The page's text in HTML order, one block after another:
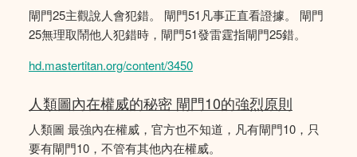
閘門25主觀說人會犯錯。 閘門51凡事正直看證據。 閘門
25無理取鬧他人犯錯時，閘門51發雷霆指閘門25錯。
hd.mastertitan.org/content/3450
人類圖內在權威的秘密 閘門10的強烈原則
人類圖 最強內在權威，官方也不知道，凡有閘門10，只
要有閘門10，不管有其他內在權威。